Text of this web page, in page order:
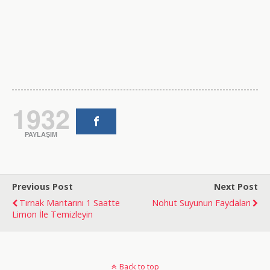
1932
PAYLAŞIM
Previous Post
Tırnak Mantarını 1 Saatte
Limon İle Temizleyin
Next Post
Nohut Suyunun Faydaları
Back to top